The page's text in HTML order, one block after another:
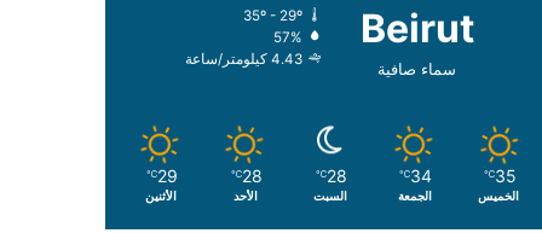
Beirut
سماء صافية
35º - 29º
57%
4.43 كيلومتر/ساعة
35
℃
الخميس
34
℃
الجمعة
28
℃
السبت
28
℃
الأحد
29
℃
الأثنين